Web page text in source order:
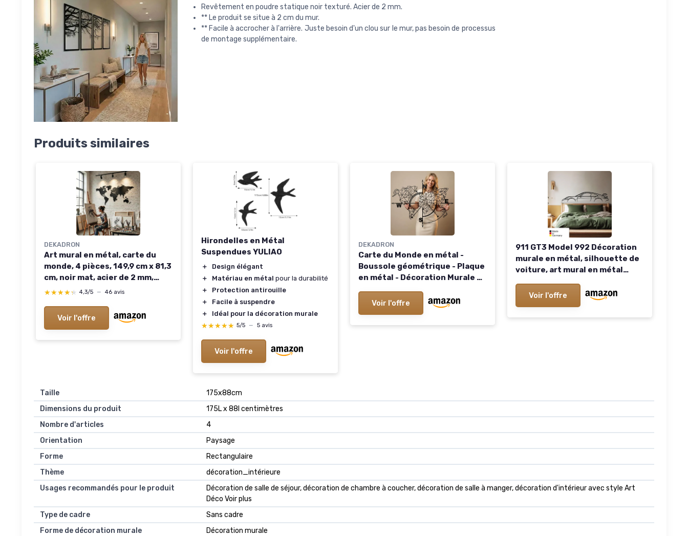
Revêtement en poudre statique noir texturé. Acier de 2 mm.
** Le produit se situe à 2 cm du mur.
** Facile à accrocher à l'arrière. Juste besoin d'un clou sur le mur, pas besoin de processus
de montage supplémentaire.
Produits similaires
DEKADRON
Art mural en métal, carte du
monde, 4 pièces, 149,9 cm x 81,3
cm, noir mat, acier de 2 mm,
montage flottant 59"Wx32"H /
★★★★★
★★★★★ 4,3/5 — 46 avis
Voir l'offre
Hirondelles en Métal
Suspendues YULIAO
＋
Design élégant
＋
Matériau en métal pour la durabilité
＋
Protection antirouille
＋
Facile à suspendre
＋
Idéal pour la décoration murale
★★★★★
★★★★★ 5/5 — 5 avis
Voir l'offre
DEKADRON
Carte du Monde en métal -
Boussole géométrique - Plaque
en métal - Décoration Murale en
Voir l'offre
911 GT3 Model 992 Décoration
murale en métal, silhouette de
voiture, art mural en métal
cm (54")
Voir l'offre
Taille
175x88cm
Dimensions du produit
175L x 88l centimètres
Nombre d'articles
4
Orientation
Paysage
Forme
Rectangulaire
Thème
décoration_intérieure
Usages recommandés pour le produit
Décoration de salle de séjour, décoration de chambre à coucher, décoration de salle à manger, décoration d'intérieur avec style Art
Déco Voir plus
Type de cadre
Sans cadre
Forme de décoration murale
Décoration murale